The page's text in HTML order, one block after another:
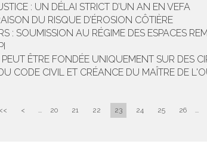
: UN DÉLAI STRICT D’UN AN EN VEFA
DU RISQUE D’ÉROSION CÔTIÈRE
: SOUMISSION AU RÉGIME DES ESPACES
ÊTRE FONDÉE UNIQUEMENT SUR DES
CODE CIVIL ET CRÉANCE DU MAÎTRE DE
<< < ... 20 21 22 23 24 25 26 ...